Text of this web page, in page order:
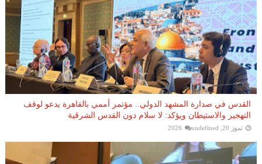
القدس في صدارة المشهد الدولي.. مؤتمر أممي بالقاهرة يدعو لوقف
التهجير والاستيطان ويؤكد: لا سلام دون القدس الشرقية
تموز 20, 2026 undefined